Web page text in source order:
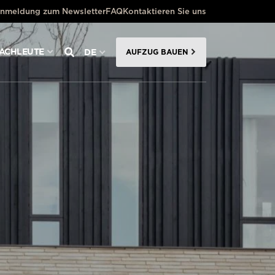
zum NewsletterFAQKontaktieren Sie uns
DE AUFZUG BAUEN